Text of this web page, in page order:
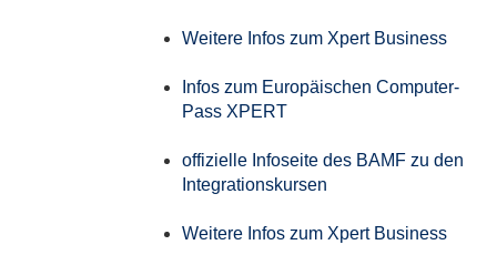
Weitere Infos zum Xpert Business
Infos zum Europäischen Computer-
Pass XPERT
offizielle Infoseite des BAMF zu den
Integrationskursen
Weitere Infos zum Xpert Business